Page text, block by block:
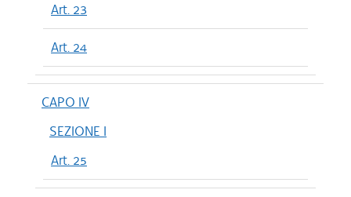
Art. 23
Art. 24
CAPO IV
SEZIONE I
Art. 25